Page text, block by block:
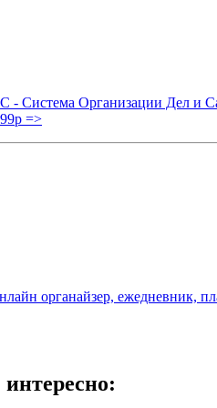
Система Организации Дел и
=>
органайзер, ежедневник,